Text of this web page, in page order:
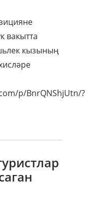
вакытта
кызының
p/BnrQNShjUtn/?